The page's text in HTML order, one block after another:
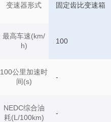
变速器形式
最高车速(km/
h)
100公里加速时
间(s)
NEDC综合油
耗(L/100km)
固定齿比变速箱
100
-
-